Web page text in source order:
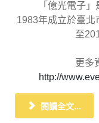
「億光電子
1983年成立於臺北
至
更多
http://
閱讀全文...